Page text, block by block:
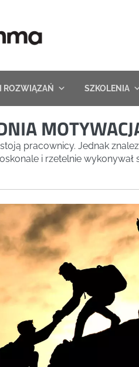
ROZWIĄZAŃ SZKOLENIA
pracownicy. Jednak
i rzetelnie